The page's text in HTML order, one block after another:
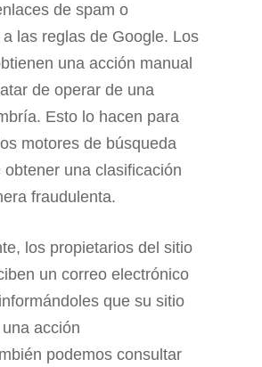
de spam o
las reglas de Google. Los
una acción manual
de operar de una
Esto lo hacen para
motores de búsqueda
obtener una clasificación
fraudulenta.
los propietarios del sitio
un correo electrónico
que su sitio
acción
podemos consultar